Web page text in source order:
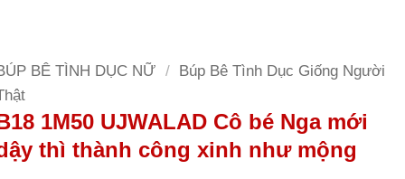
BÊ TÌNH DỤC NỮ /
Búp Bê Tình Dục Giống Người
1M50 UJWALAD Cô bé Nga mới
thì thành công xinh như mộng